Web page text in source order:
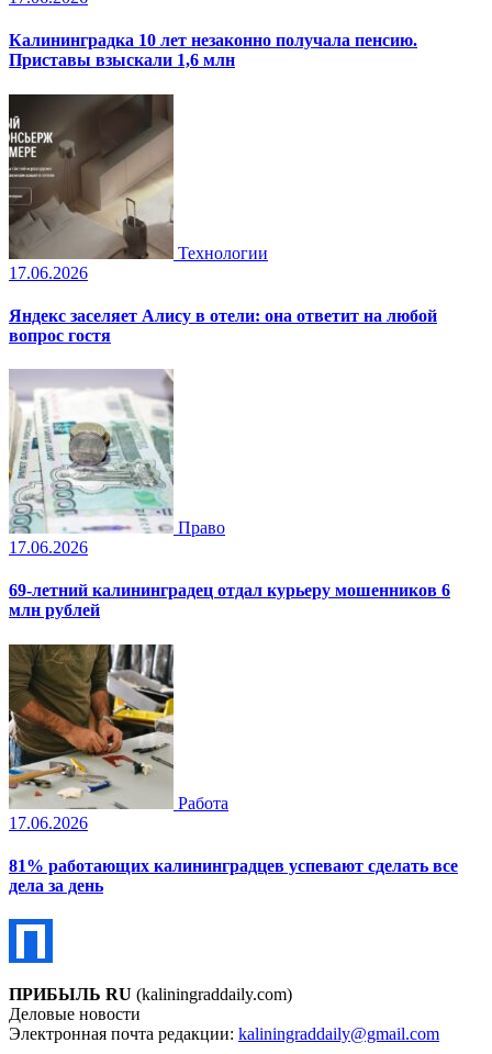
Калининградка 10 лет незаконно получала пенсию.
Приставы взыскали 1,6 млн
Технологии
17.06.2026
Яндекс заселяет Алису в отели: она ответит на любой
вопрос гостя
Право
17.06.2026
69-летний калининградец отдал курьеру мошенников 6
млн рублей
Работа
17.06.2026
81% работающих калининградцев успевают сделать все
дела за день
ПРИБЫЛЬ RU (kaliningraddaily.com)
Деловые новости
Электронная почта редакции: kaliningraddaily@gmail.com